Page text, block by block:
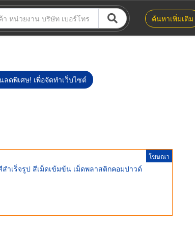
ค้นหาเพิ่มเติม
ดพิเศษ! เพื่อจัดทำเว็บไซต์
โฆษณา
เร็จรูป สีเม็ดเข้มข้น เม็ดพลาสติกคอมปาวด์